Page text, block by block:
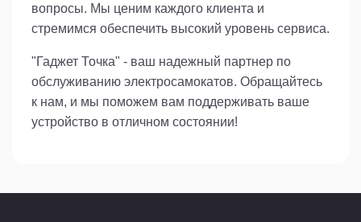
вопросы. Мы ценим каждого клиента и
стремимся обеспечить высокий уровень сервиса.
"Гаджет Точка" - ваш надежный партнер по
обслуживанию электросамокатов. Обращайтесь
к нам, и мы поможем вам поддерживать ваше
устройство в отличном состоянии!